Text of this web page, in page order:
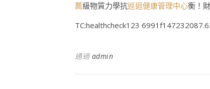
薦級物質力學抗巡迴健康管理中心衡！
TC:healthcheck123
通過 admin